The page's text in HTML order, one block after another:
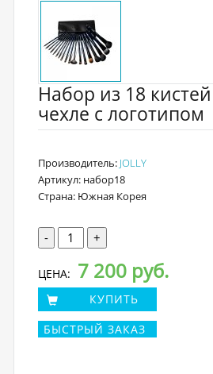
Набор из 18 кистей
чехле с логотипом
Производитель: JOLLY
Артикул: набор18
Страна: Южная Корея
- +
ЦЕНА: 7 200 руб.
КУПИТЬ
БЫСТРЫЙ ЗАКАЗ